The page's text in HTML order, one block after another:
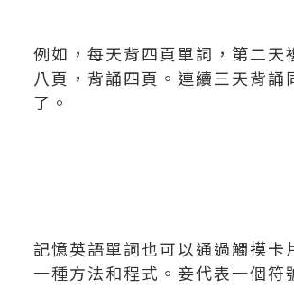
例如，每天背四頁單詞，第二
八頁，背誦四頁。連續三天背
了。
記憶英語單詞也可以通過觸摸
一種方法和程式。妾代表一個符